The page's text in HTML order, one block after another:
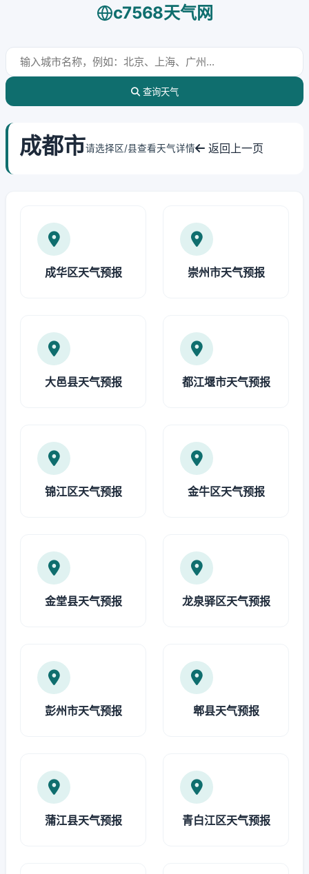
c7568天气网
查询天气
成都市请选择区/县查看天气详情 返回上一页
成华区天气预报 崇州市天气预报
大邑县天气预报 都江堰市天气预报
锦江区天气预报 金牛区天气预报
金堂县天气预报 龙泉驿区天气预报
彭州市天气预报 郫县天气预报
蒲江县天气预报 青白江区天气预报